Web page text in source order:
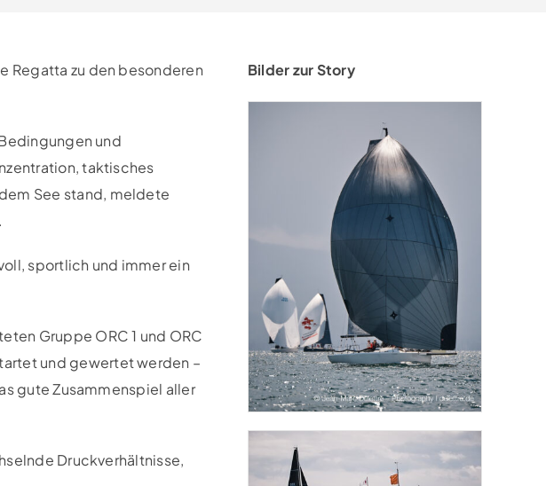
Regatta zu den besonderen
und
taktisches
See stand, meldete
sportlich und immer ein
Gruppe ORC 1 und ORC
und gewertet werden –
gute Zusammenspiel aller
Druckverhältnisse,
Bilder zur Story